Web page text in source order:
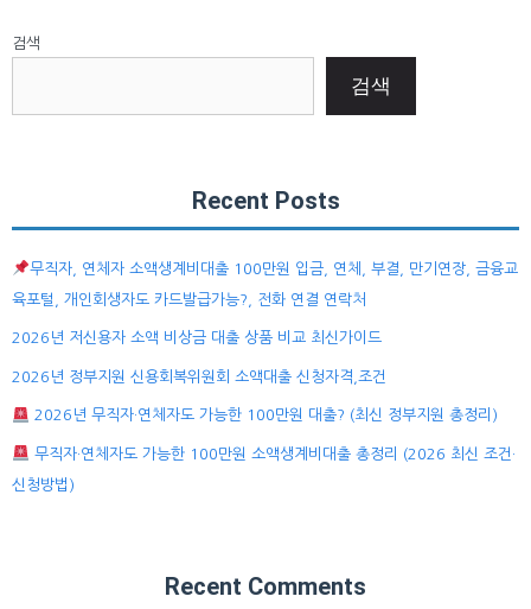
검색
검색
Recent Posts
무직자, 연체자 소액생계비대출 100만원 입금, 연체, 부결, 만기연장, 금융교
육포털, 개인회생자도 카드발급가능?, 전화 연결 연락처
2026년 저신용자 소액 비상금 대출 상품 비교 최신가이드
2026년 정부지원 신용회복위원회 소액대출 신청자격,조건
2026년 무직자·연체자도 가능한 100만원 대출? (최신 정부지원 총정리)
무직자·연체자도 가능한 100만원 소액생계비대출 총정리 (2026 최신 조건·
신청방법)
Recent Comments